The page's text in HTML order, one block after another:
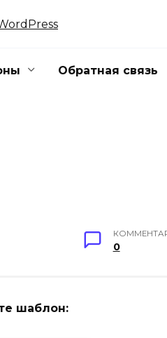
Обратная связь
0
шаблон: